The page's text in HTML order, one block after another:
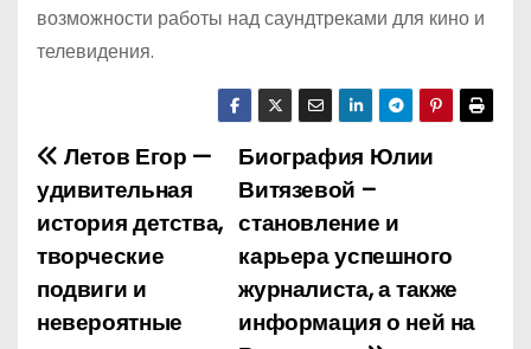
возможности работы над саундтреками для кино и
телевидения.
Н
а
в
и
Биография Юлии
Витязевой –
становление и
карьера успешного
журналиста, а также
информация о ней на
Летов Егор —
удивительная
история детства,
творческие
подвиги и
невероятные